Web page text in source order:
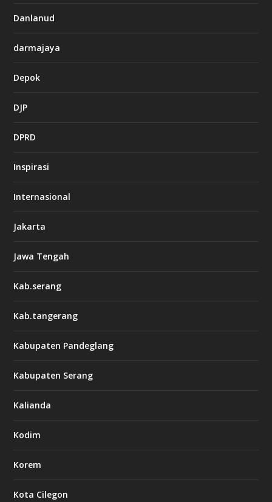
Danlanud
darmajaya
Depok
DJP
DPRD
Inspirasi
Internasional
Jakarta
Jawa Tengah
Kab.serang
Kab.tangerang
Kabupaten Pandeglang
Kabupaten Serang
Kalianda
Kodim
Korem
Kota Cilegon